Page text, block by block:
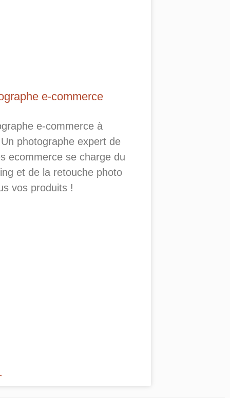
e-commerce
e-commerce à
photographe expert de
ecommerce se charge du
et de la retouche photo
vos produits !